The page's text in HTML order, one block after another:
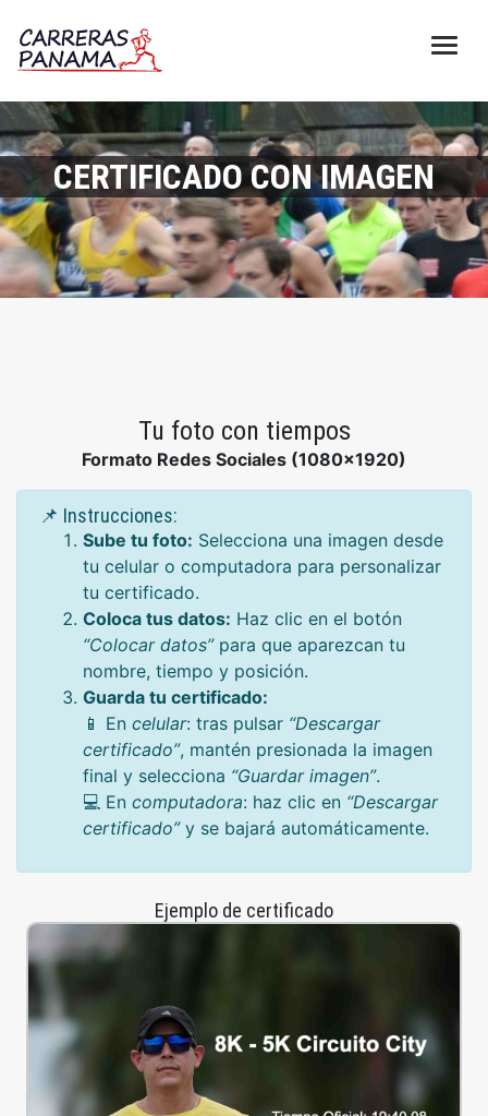
CERTIFICADO CON IMAGEN
Tu foto con tiempos
Formato Redes Sociales (1080x1920)
📌 Instrucciones:
Sube tu foto: Selecciona una imagen desde
tu celular o computadora para personalizar
tu certificado.
Coloca tus datos: Haz clic en el botón
“Colocar datos”para que aparezcan tu
nombre, tiempo y posición.
Guarda tu certificado:
📱 En celular: tras pulsar “Descargar
certificado”, mantén presionada la imagen
final y selecciona “Guardar imagen”.
💻 En computadora: haz clic en “Descargar
certificado”y se bajará automáticamente.
Ejemplo de certificado